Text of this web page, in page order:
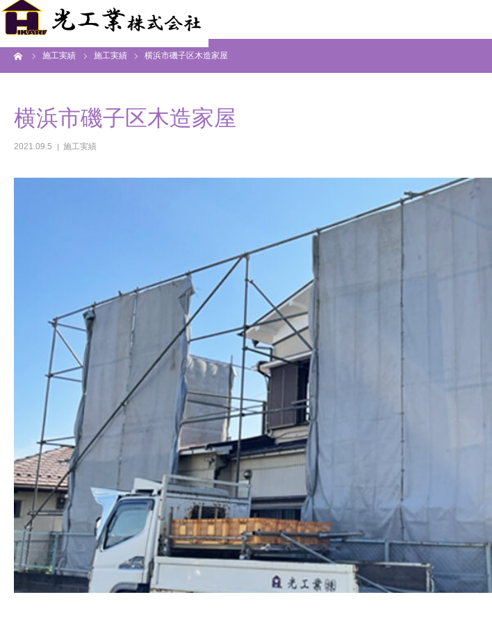
施工実績 施工実績 横浜市磯子区木造家屋
横浜市磯子区木造家屋
2021.09.5 施工実績